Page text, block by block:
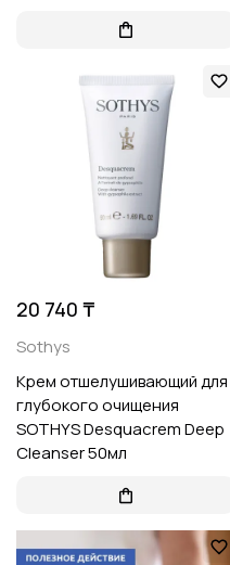
20 740 ₸
Sothys
Крем отшелушивающий для
глубокого очищения
SOTHYS Desquacrem Deep
Cleanser 50мл